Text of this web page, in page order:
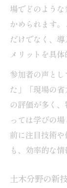
場でどのよう
かめられます
だけでなく、
メリットを具
参加者の声と
た」「現場の
の評価が多く
っては学びの
前に注目技術
も、効率的な
土木分野の新